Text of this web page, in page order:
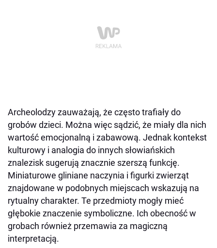
Archeolodzy zauważają, że często trafiały do
grobów dzieci. Można więc sądzić, że miały dla nich
wartość emocjonalną i zabawową. Jednak kontekst
kulturowy i analogia do innych słowiańskich
znalezisk sugerują znacznie szerszą funkcję.
Miniaturowe gliniane naczynia i figurki zwierząt
znajdowane w podobnych miejscach wskazują na
rytualny charakter. Te przedmioty mogły mieć
głębokie znaczenie symboliczne. Ich obecność w
grobach również przemawia za magiczną
interpretacją.